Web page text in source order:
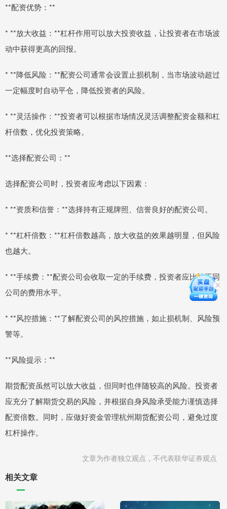
**配资优势：**
* **放大收益：**杠杆作用可以放大投资收益，让投资者在市场波
动中获得更高的回报。
* **降低风险：**配资公司通常会设置止损机制，当市场波动超过
一定幅度时自动平仓，降低投资者的风险。
* **灵活操作：**投资者可以根据市场情况灵活调整配资金额和杠
杆倍数，优化投资策略。
**选择配资公司：**
选择配资公司时，投资者应考虑以下因素：
* **资质和信誉：**选择持有正规牌照、信誉良好的配资公司。
* **杠杆倍数：**杠杆倍数越高，放大收益的效果越明显，但风险
也越大。
* **手续费：**配资公司会收取一定的手续费，投资者应比较不同
公司的费用水平。
* **风控措施：**了解配资公司的风控措施，如止损机制、风险预
警等。
**风险提示：**
期货配资虽然可以放大收益，但同时也伴随较高的风险。投资者
应充分了解期货交易的风险，并根据自身风险承受能力谨慎选择
配资倍数。同时，应做好资金管理杭州期货配资公司，避免过度
杠杆操作。
文章为作者独立观点，不代表联华证券观点
相关文章